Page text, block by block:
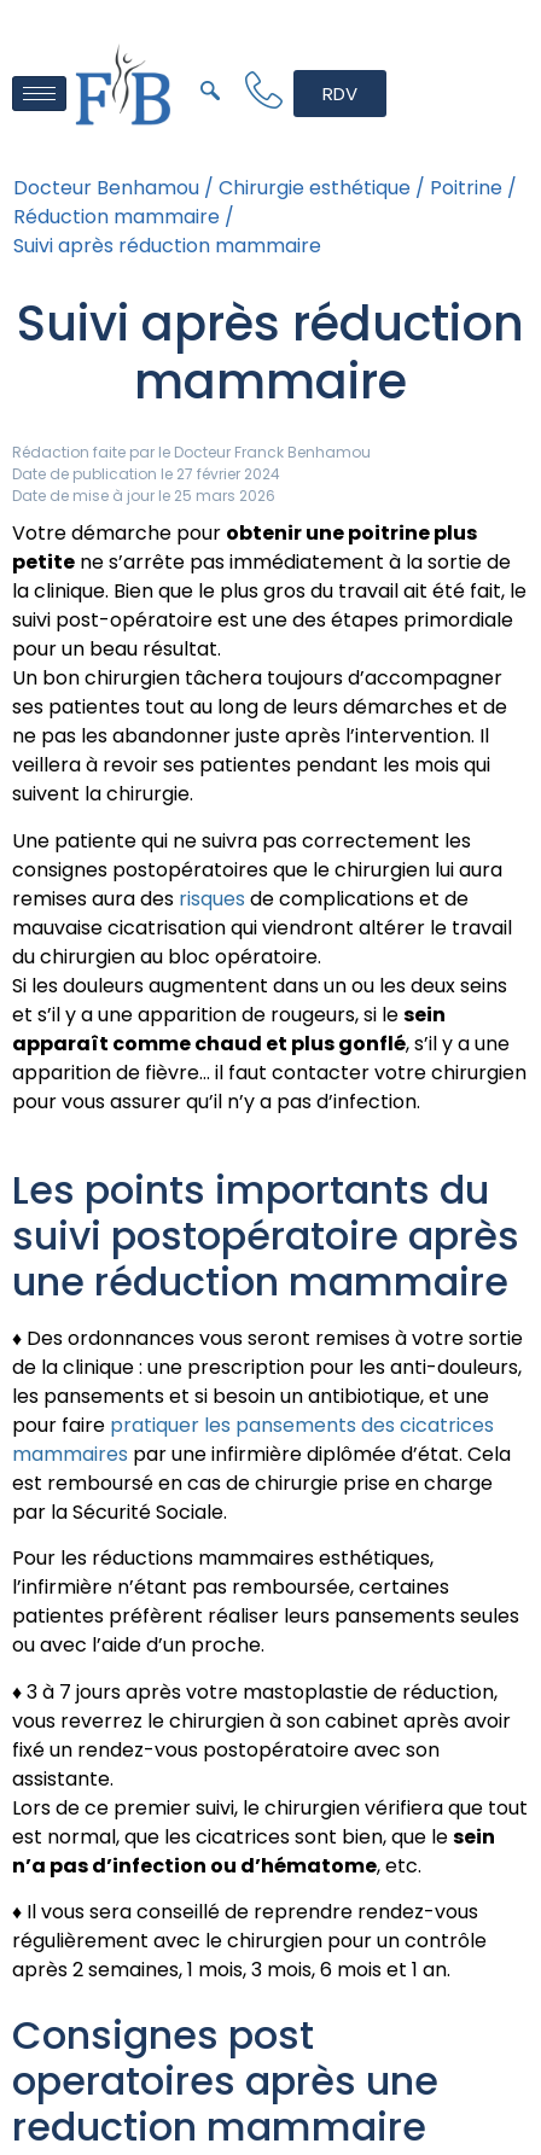
RDV
Docteur Benhamou / Chirurgie esthétique / Poitrine /
Réduction mammaire /
Suivi après réduction mammaire
Suivi après réduction
mammaire
Rédaction faite par le Docteur Franck Benhamou
Date de publication le 27 février 2024
Date de mise à jour le 25 mars 2026
Votre démarche pour obtenir une poitrine plus
petite ne s’arrête pas immédiatement à la sortie de
la clinique. Bien que le plus gros du travail ait été fait, le
suivi post-opératoire est une des étapes primordiale
pour un beau résultat.
Un bon chirurgien tâchera toujours d’accompagner
ses patientes tout au long de leurs démarches et de
ne pas les abandonner juste après l’intervention. Il
veillera à revoir ses patientes pendant les mois qui
suivent la chirurgie.
Une patiente qui ne suivra pas correctement les
consignes postopératoires que le chirurgien lui aura
remises aura des risques de complications et de
mauvaise cicatrisation qui viendront altérer le travail
du chirurgien au bloc opératoire.
Si les douleurs augmentent dans un ou les deux seins
et s’il y a une apparition de rougeurs, si lesein
apparaît comme chaud et plus gonflé, s’il y a une
apparition de fièvre… il faut contacter votre chirurgien
pour vous assurer qu’il n’y a pas d’infection.
Les points importants du
suivi postopératoire après
une réduction mammaire
♦ Des ordonnances vous seront remises à votre sortie
de la clinique : une prescription pour les anti-douleurs,
les pansements et si besoin un antibiotique, et une
pour faire pratiquer les pansements des cicatrices
mammaires par une infirmière diplômée d’état. Cela
est remboursé en cas de chirurgie prise en charge
par la Sécurité Sociale.
Pour les réductions mammaires esthétiques,
l’infirmière n’étant pas remboursée, certaines
patientes préfèrent réaliser leurs pansements seules
ou avec l’aide d’un proche.
♦ 3 à 7 jours après votre mastoplastie de réduction,
vous reverrez le chirurgien à son cabinet après avoir
fixé un rendez-vous postopératoire avec son
assistante.
Lors de ce premier suivi, le chirurgien vérifiera que tout
est normal, que les cicatrices sont bien, que lesein
n’a pas d’infection ou d’hématome, etc.
♦ Il vous sera conseillé de reprendre rendez-vous
régulièrement avec le chirurgien pour un contrôle
après 2 semaines, 1 mois, 3 mois, 6 mois et 1 an.
Consignes post
operatoires après une
reduction mammaire